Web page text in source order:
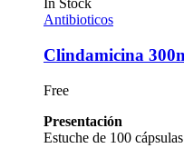
In Stock
Antibioticos
Clindamicina
Free
Presentación
Estuche de 100